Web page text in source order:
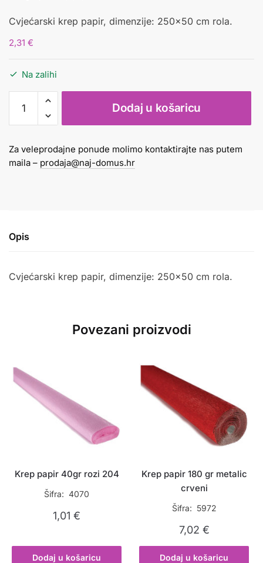
Cvjećarski krep papir, dimenzije: 250×50 cm rola.
2,31 €
Na zalihi
papir
180gr
601
količina
Dodaj u košaricu
Za veleprodajne ponude molimo kontaktirajte nas putem
maila – prodaja@naj-domus.hr
Opis
Cvjećarski krep papir, dimenzije: 250×50 cm rola.
Povezani proizvodi
Krep papir 40gr rozi 204
Šifra: 4070
1,01€
Dodaj u košaricu
Krep papir 180 gr metalic
crveni
Šifra: 5972
7,02 €
Dodaj u košaricu